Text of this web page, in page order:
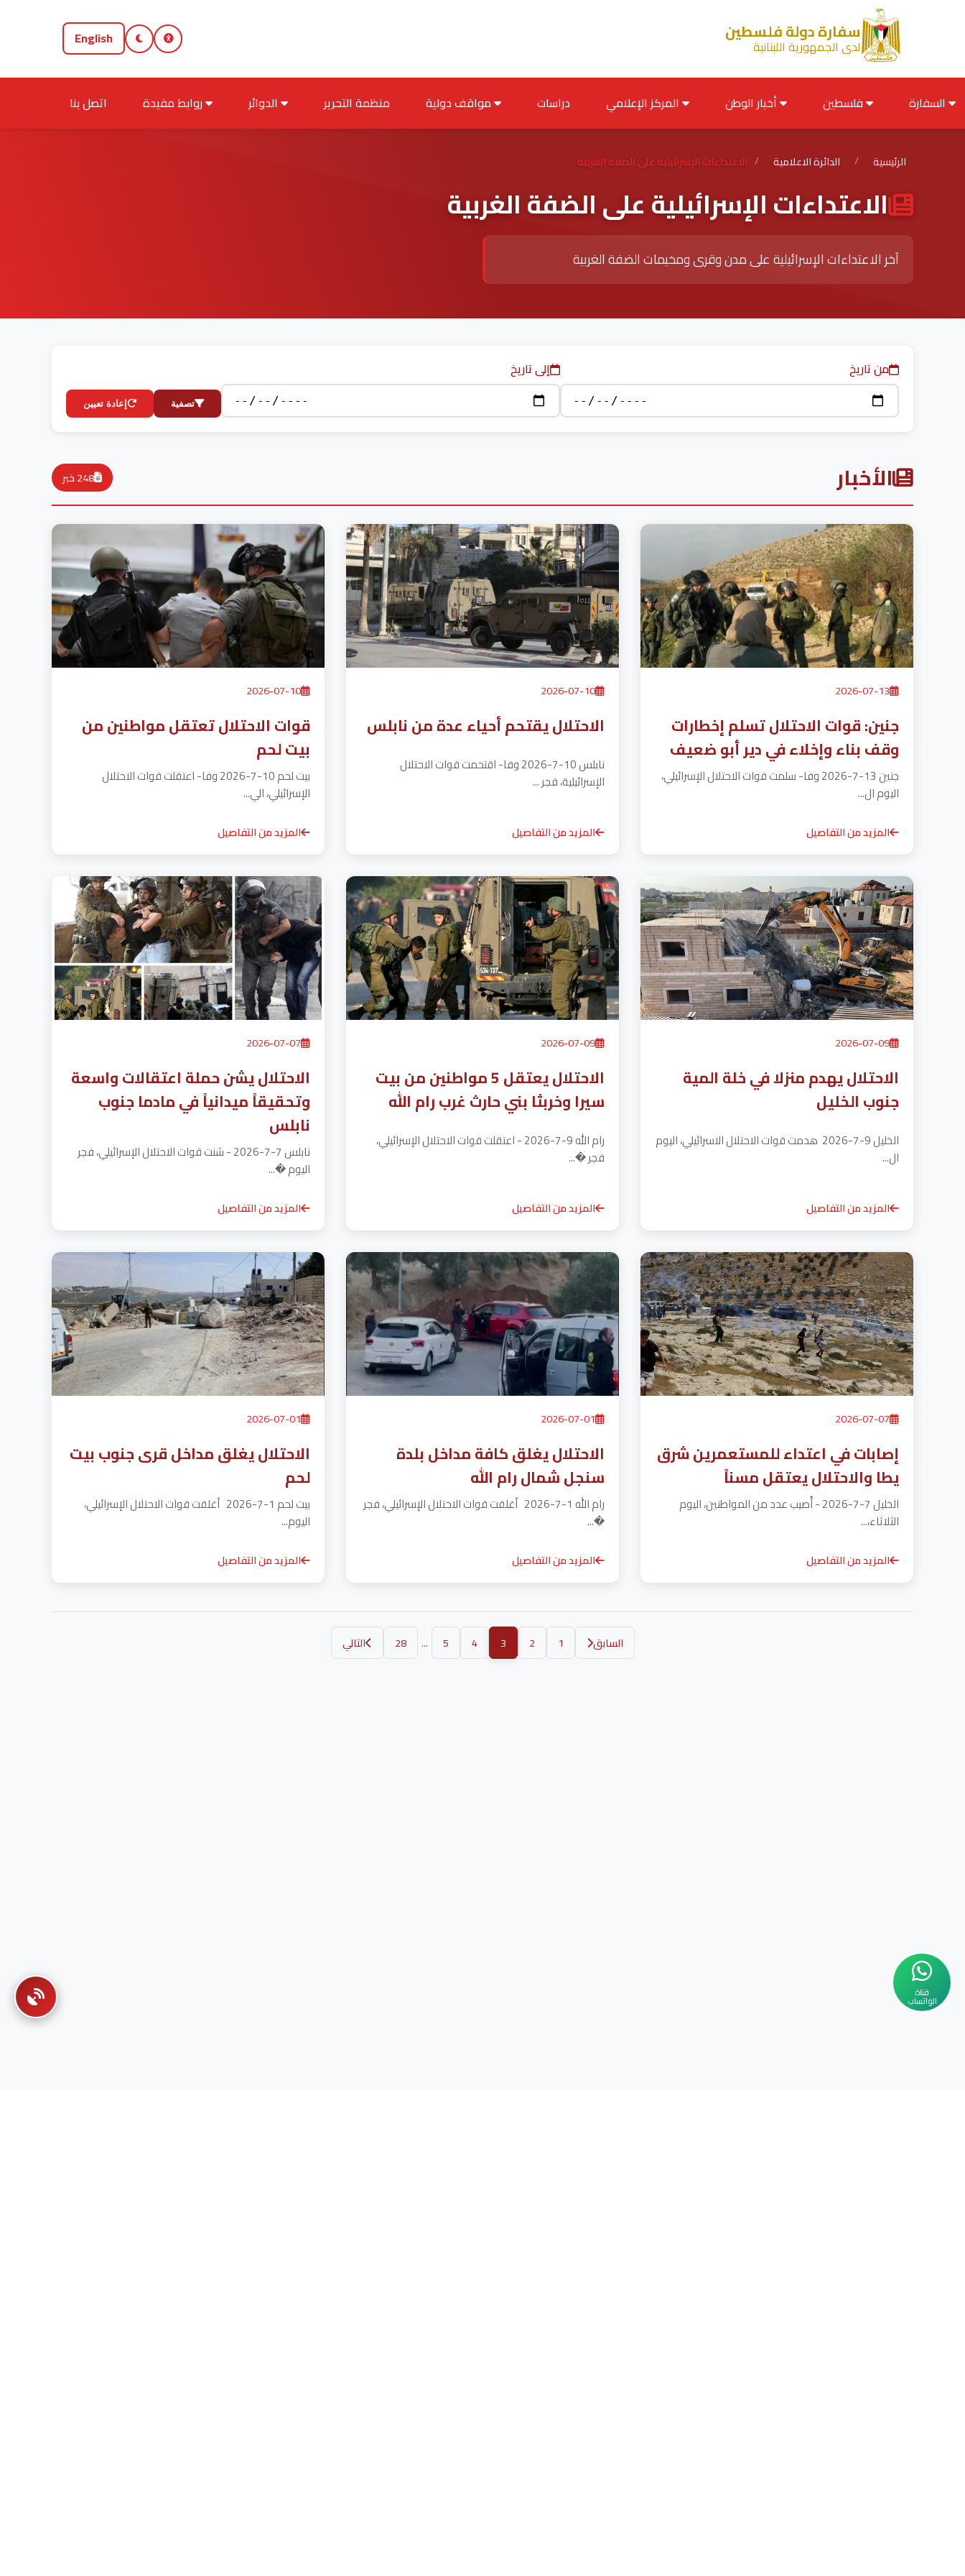
سفارة دولة فلسطين
لدى الجمهورية اللبنانية English
دراسات منظمة التحرير اتصل بنا
الرئيسية / الدائرة الاعلامية / الاعتداءات الإسرائيلية على الضفة الغربية
الاعتداءات الإسرائيلية على الضفة الغربية
آخر الاعتداءات الإسرائيلية على مدن وقرى ومخيمات الضفة الغربية
من تاريخ إلى تاريخ
تصفية إعادة تعيين
الأخبار 248 خبر
2026-07-13
جنين: قوات الاحتلال تسلم إخطارات
وقف بناء وإخلاء في دير أبو ضعيف
جنين 13-7-2026 وفا- سلمت قوات الاحتلال الإسرائيلي،
اليوم ال...
المزيد من التفاصيل
2026-07-10
الاحتلال يقتحم أحياء عدة من نابلس
نابلس 10-7-2026 وفا- اقتحمت قوات الاحتلال
الإسرائيلية، فجر ...
المزيد من التفاصيل
2026-07-10
قوات الاحتلال تعتقل مواطنين من
بيت لحم
بيت لحم 10-7-2026 وفا- اعتقلت قوات الاحتلال
الإسرائيلي، الي...
المزيد من التفاصيل
2026-07-09
الاحتلال يهدم منزلا في خلة المية
جنوب الخليل
الخليل 9-7-2026 هدمت قوات الاحتلال الاسرائيلي، اليوم
ال...
المزيد من التفاصيل
2026-07-09
الاحتلال يعتقل 5 مواطنين من بيت
سيرا وخربثا بني حارث غرب رام الله
رام الله 9-7-2026 - اعتقلت قوات الاحتلال الإسرائيلي،
فجر �...
المزيد من التفاصيل
2026-07-07
الاحتلال يشن حملة اعتقالات واسعة
وتحقيقاً ميدانياً في مادما جنوب
نابلس
نابلس 7-7-2026 - شنت قوات الاحتلال الإسرائيلي، فجر
اليوم �...
المزيد من التفاصيل
2026-07-07
إصابات في اعتداء للمستعمرين شرق
يطا والاحتلال يعتقل مسناً
الخليل 7-7-2026 - أُصيب عدد من المواطنين، اليوم
الثلاثاء،...
المزيد من التفاصيل
2026-07-01
الاحتلال يغلق كافة مداخل بلدة
سنجل شمال رام الله
رام الله 1-7-2026 أغلقت قوات الاحتلال الإسرائيلي، فجر
�...
المزيد من التفاصيل
2026-07-01
الاحتلال يغلق مداخل قرى جنوب بيت
لحم
بيت لحم 1-7-2026 أغلقت قوات الاحتلال الإسرائيلي،
اليوم...
المزيد من التفاصيل
السابق 1
2
3
4
5
...
28 التالي
قناة
الواتساب